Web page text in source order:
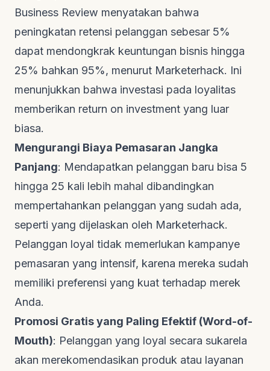
Business Review menyatakan bahwa
peningkatan retensi pelanggan sebesar 5%
dapat mendongkrak keuntungan bisnis hingga
25% bahkan 95%, menurut Marketerhack. Ini
menunjukkan bahwa investasi pada loyalitas
memberikan return on investment yang luar
biasa.
Mengurangi Biaya Pemasaran Jangka
Panjang: Mendapatkan pelanggan baru bisa 5
hingga 25 kali lebih mahal dibandingkan
mempertahankan pelanggan yang sudah ada,
seperti yang dijelaskan oleh Marketerhack.
Pelanggan loyal tidak memerlukan kampanye
pemasaran yang intensif, karena mereka sudah
memiliki preferensi yang kuat terhadap merek
Anda.
Promosi Gratis yang Paling Efektif (Word-of-
Mouth): Pelanggan yang loyal secara sukarela
akan merekomendasikan produk atau layanan